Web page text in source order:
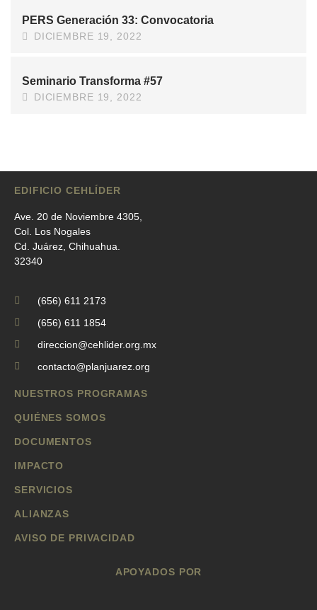
PERS Generación 33: Convocatoria
DICIEMBRE 19, 2022
Seminario Transforma #57
DICIEMBRE 19, 2022
EDIFICIO CEHLÍDER
Ave. 20 de Noviembre 4305,
Col. Los Nogales
Cd. Juárez, Chihuahua.
32340
(656) 611 2173
(656) 611 1854
direccion@cehlider.org.mx
contacto@planjuarez.org
NUESTROS PROGRAMAS
QUIÉNES SOMOS
DOCUMENTOS
IMPACTO
SERVICIOS
ALIANZAS
AVISO DE PRIVACIDAD
APOYADOS POR